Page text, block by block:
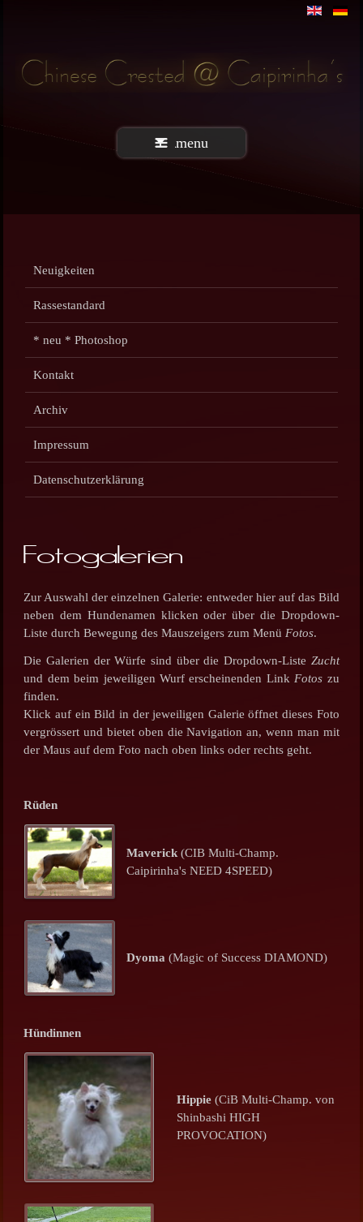
menu
Neuigkeiten
Rassestandard
* neu * Photoshop
Kontakt
Archiv
Impressum
Datenschutzerklärung
Fotogalerien
Zur Auswahl der einzelnen Galerie: entweder hier auf das Bild
neben dem Hundenamen klicken oder über die Dropdown-
Liste durch Bewegung des Mauszeigers zum Menü Fotos.
Die Galerien der Würfe sind über die Dropdown-Liste Zucht
und dem beim jeweiligen Wurf erscheinenden Link Fotos zu
finden.
Klick auf ein Bild in der jeweiligen Galerie öffnet dieses Foto
vergrössert und bietet oben die Navigation an, wenn man mit
der Maus auf dem Foto nach oben links oder rechts geht.
Rüden
Maverick (CIB Multi-Champ.
Caipirinha's NEED 4SPEED)
Dyoma (Magic of Success DIAMOND)
Hündinnen
Hippie (CiB Multi-Champ. von
Shinbashi HIGH
PROVOCATION)